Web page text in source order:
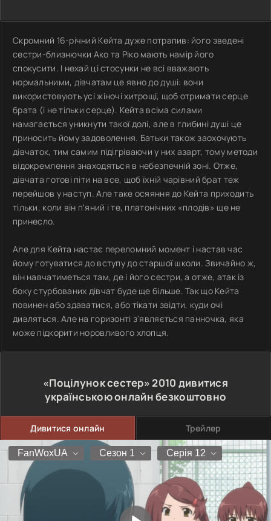
Скромний 16-річний Кейта дуже потрапив: його зведені
сестри-близнючки Ако та Ріко мають намір його
спокусити. І нехай ці стосунки не всі вважають
нормальними, дівчатам це явно до душі: вони
використовують усі жіночі хитрощі, щоб отримати серце
брата (і не тільки серце). Кейта всіма силами
намагається уникнути такої долі, але в глибині душі це
приносить йому задоволення. Батьки також заохочують
дівчаток, тим самим підігріваючи у них азарт, тому методи
відокремлення знаходяться в небезпечній зоні. Отже,
дівчата готові піти на все, щоб їхній чарівний брат теж
перейшов у наступ. Але таке осяяння до Кейта приходить
тільки, коли він п'яний і те, платонічних «плодів» ще не
принесло.
Але для Кейта настає переломний момент і настав час
йому готуватися до вступу до старшої школи. Звичайно ж,
він навчатиметься там, де і його сестри, а отже, атак із
боку стурбованих дівчат буде ще більше. Так що Кейта
повинен або здаватися, або тікати звідти, куди очі
дивляться. Але на горизонті з'являється панночка, яка
може підкорити норовливого хлопця.
«Поцілунок сестер»2010 дивитися
українською онлайн безкоштовно
Дивитися онлайн Трейлер